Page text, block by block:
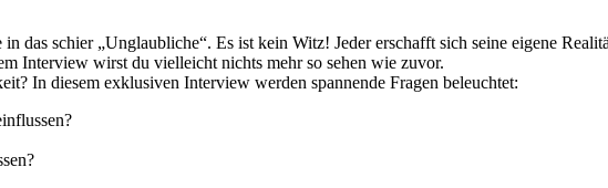
das schier „Unglaubliche“. Es ist kein Witz! Jeder erschafft sich seine eigene
Interview wirst du vielleicht nichts mehr so sehen wie zuvor.
In diesem exklusiven Interview werden spannende Fragen beleuchtet: